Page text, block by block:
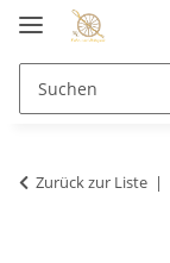
Zurück zur Liste